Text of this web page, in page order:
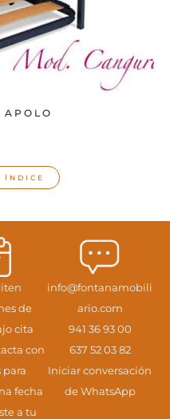
APOLO
ÍNDICE
de
cita
con
para
fecha
a tu
info@fontanamobili
ario.com
941 36 93 00
637 52 03 82
Iniciar conversación
de WhatsApp